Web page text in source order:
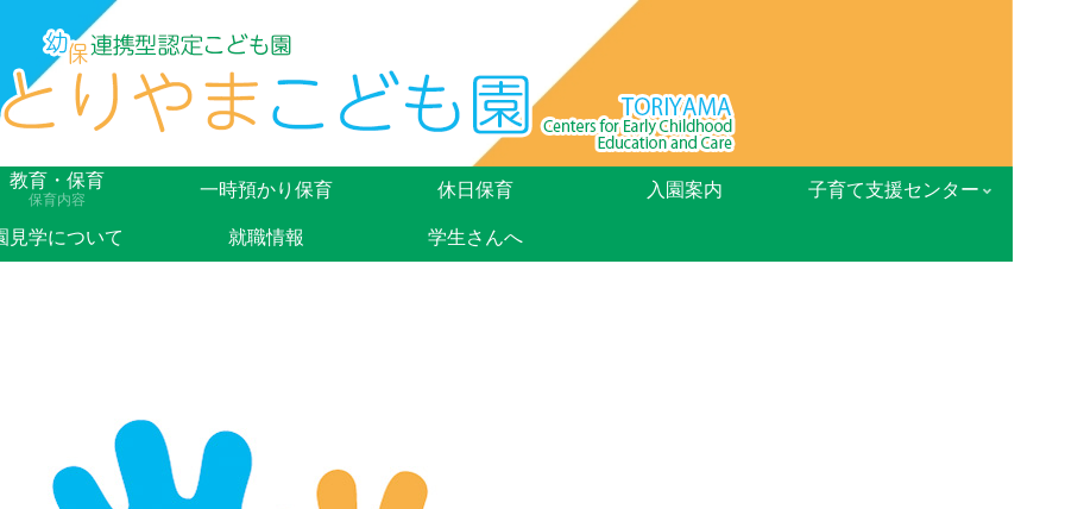
教育・保育
保育内容
一時預かり保育 休日保育 入園案内 子育て支援センター
見学について 就職情報 学生さんへ